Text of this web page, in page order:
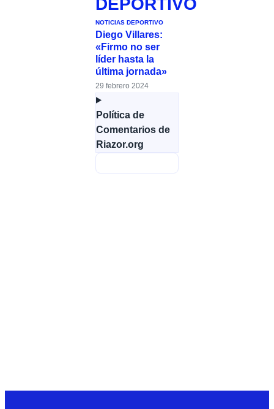
NOTICIAS DEPORTIVO
Diego Villares:
«Firmo no ser
líder hasta la
última jornada»
29 febrero 2024
Política de
Comentarios de
Riazor.org